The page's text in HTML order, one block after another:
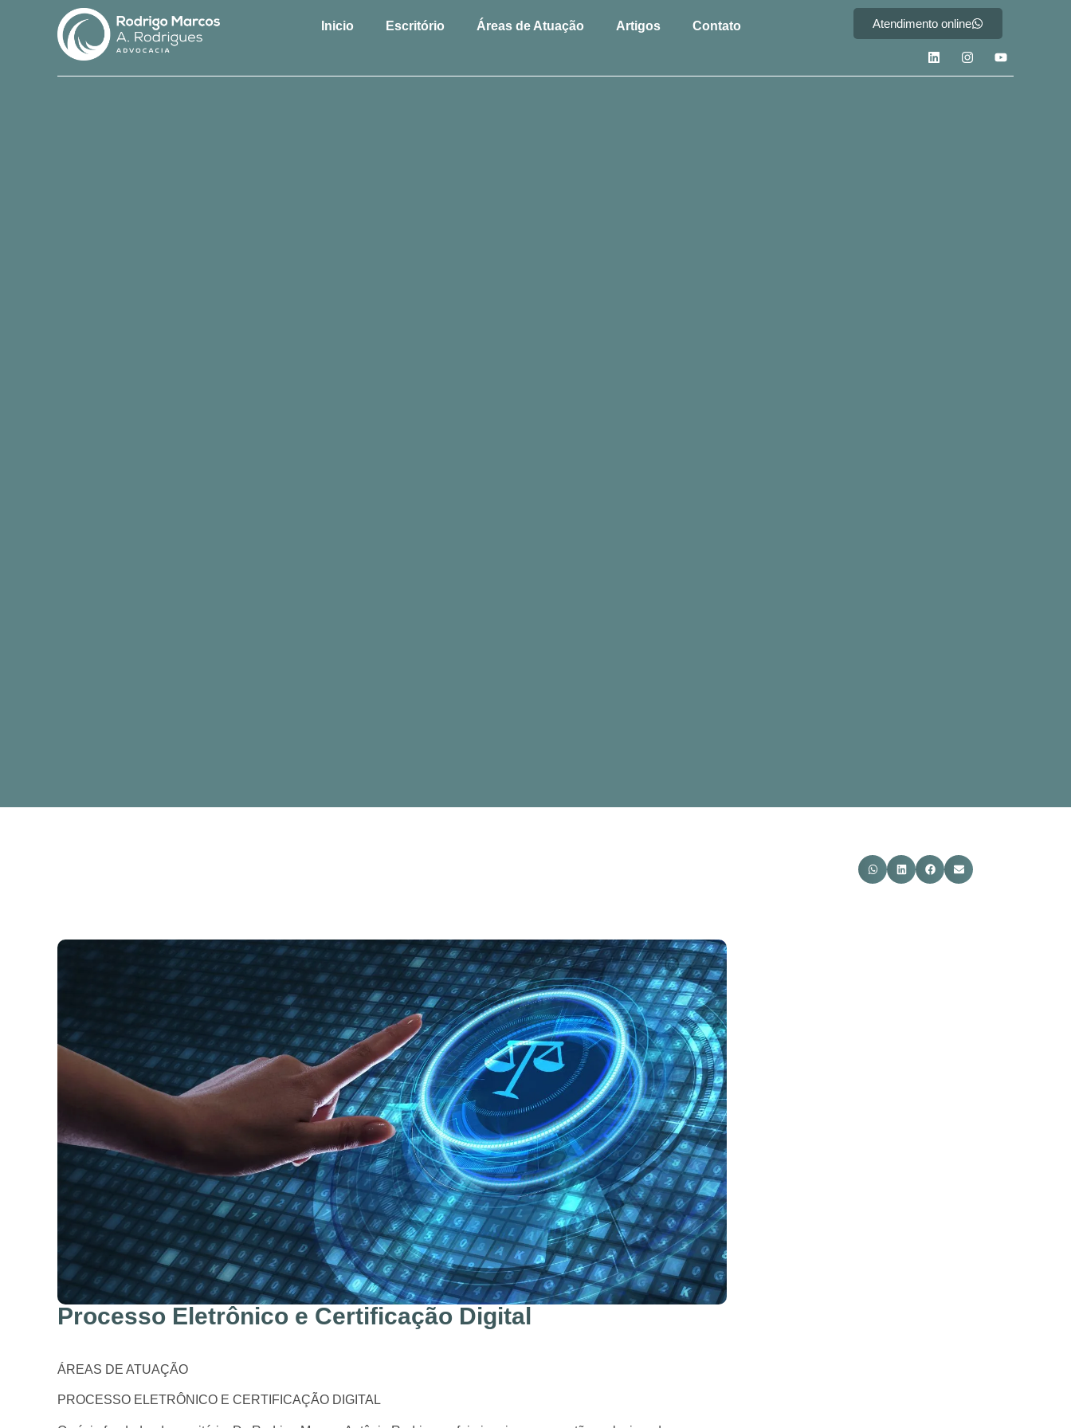
Inicio Escritório Áreas de Atuação Artigos Contato Atendimento online
Processo Eletrônico e Certificação Digital
ÁREAS DE ATUAÇÃO
PROCESSO ELETRÔNICO E CERTIFICAÇÃO DIGITAL